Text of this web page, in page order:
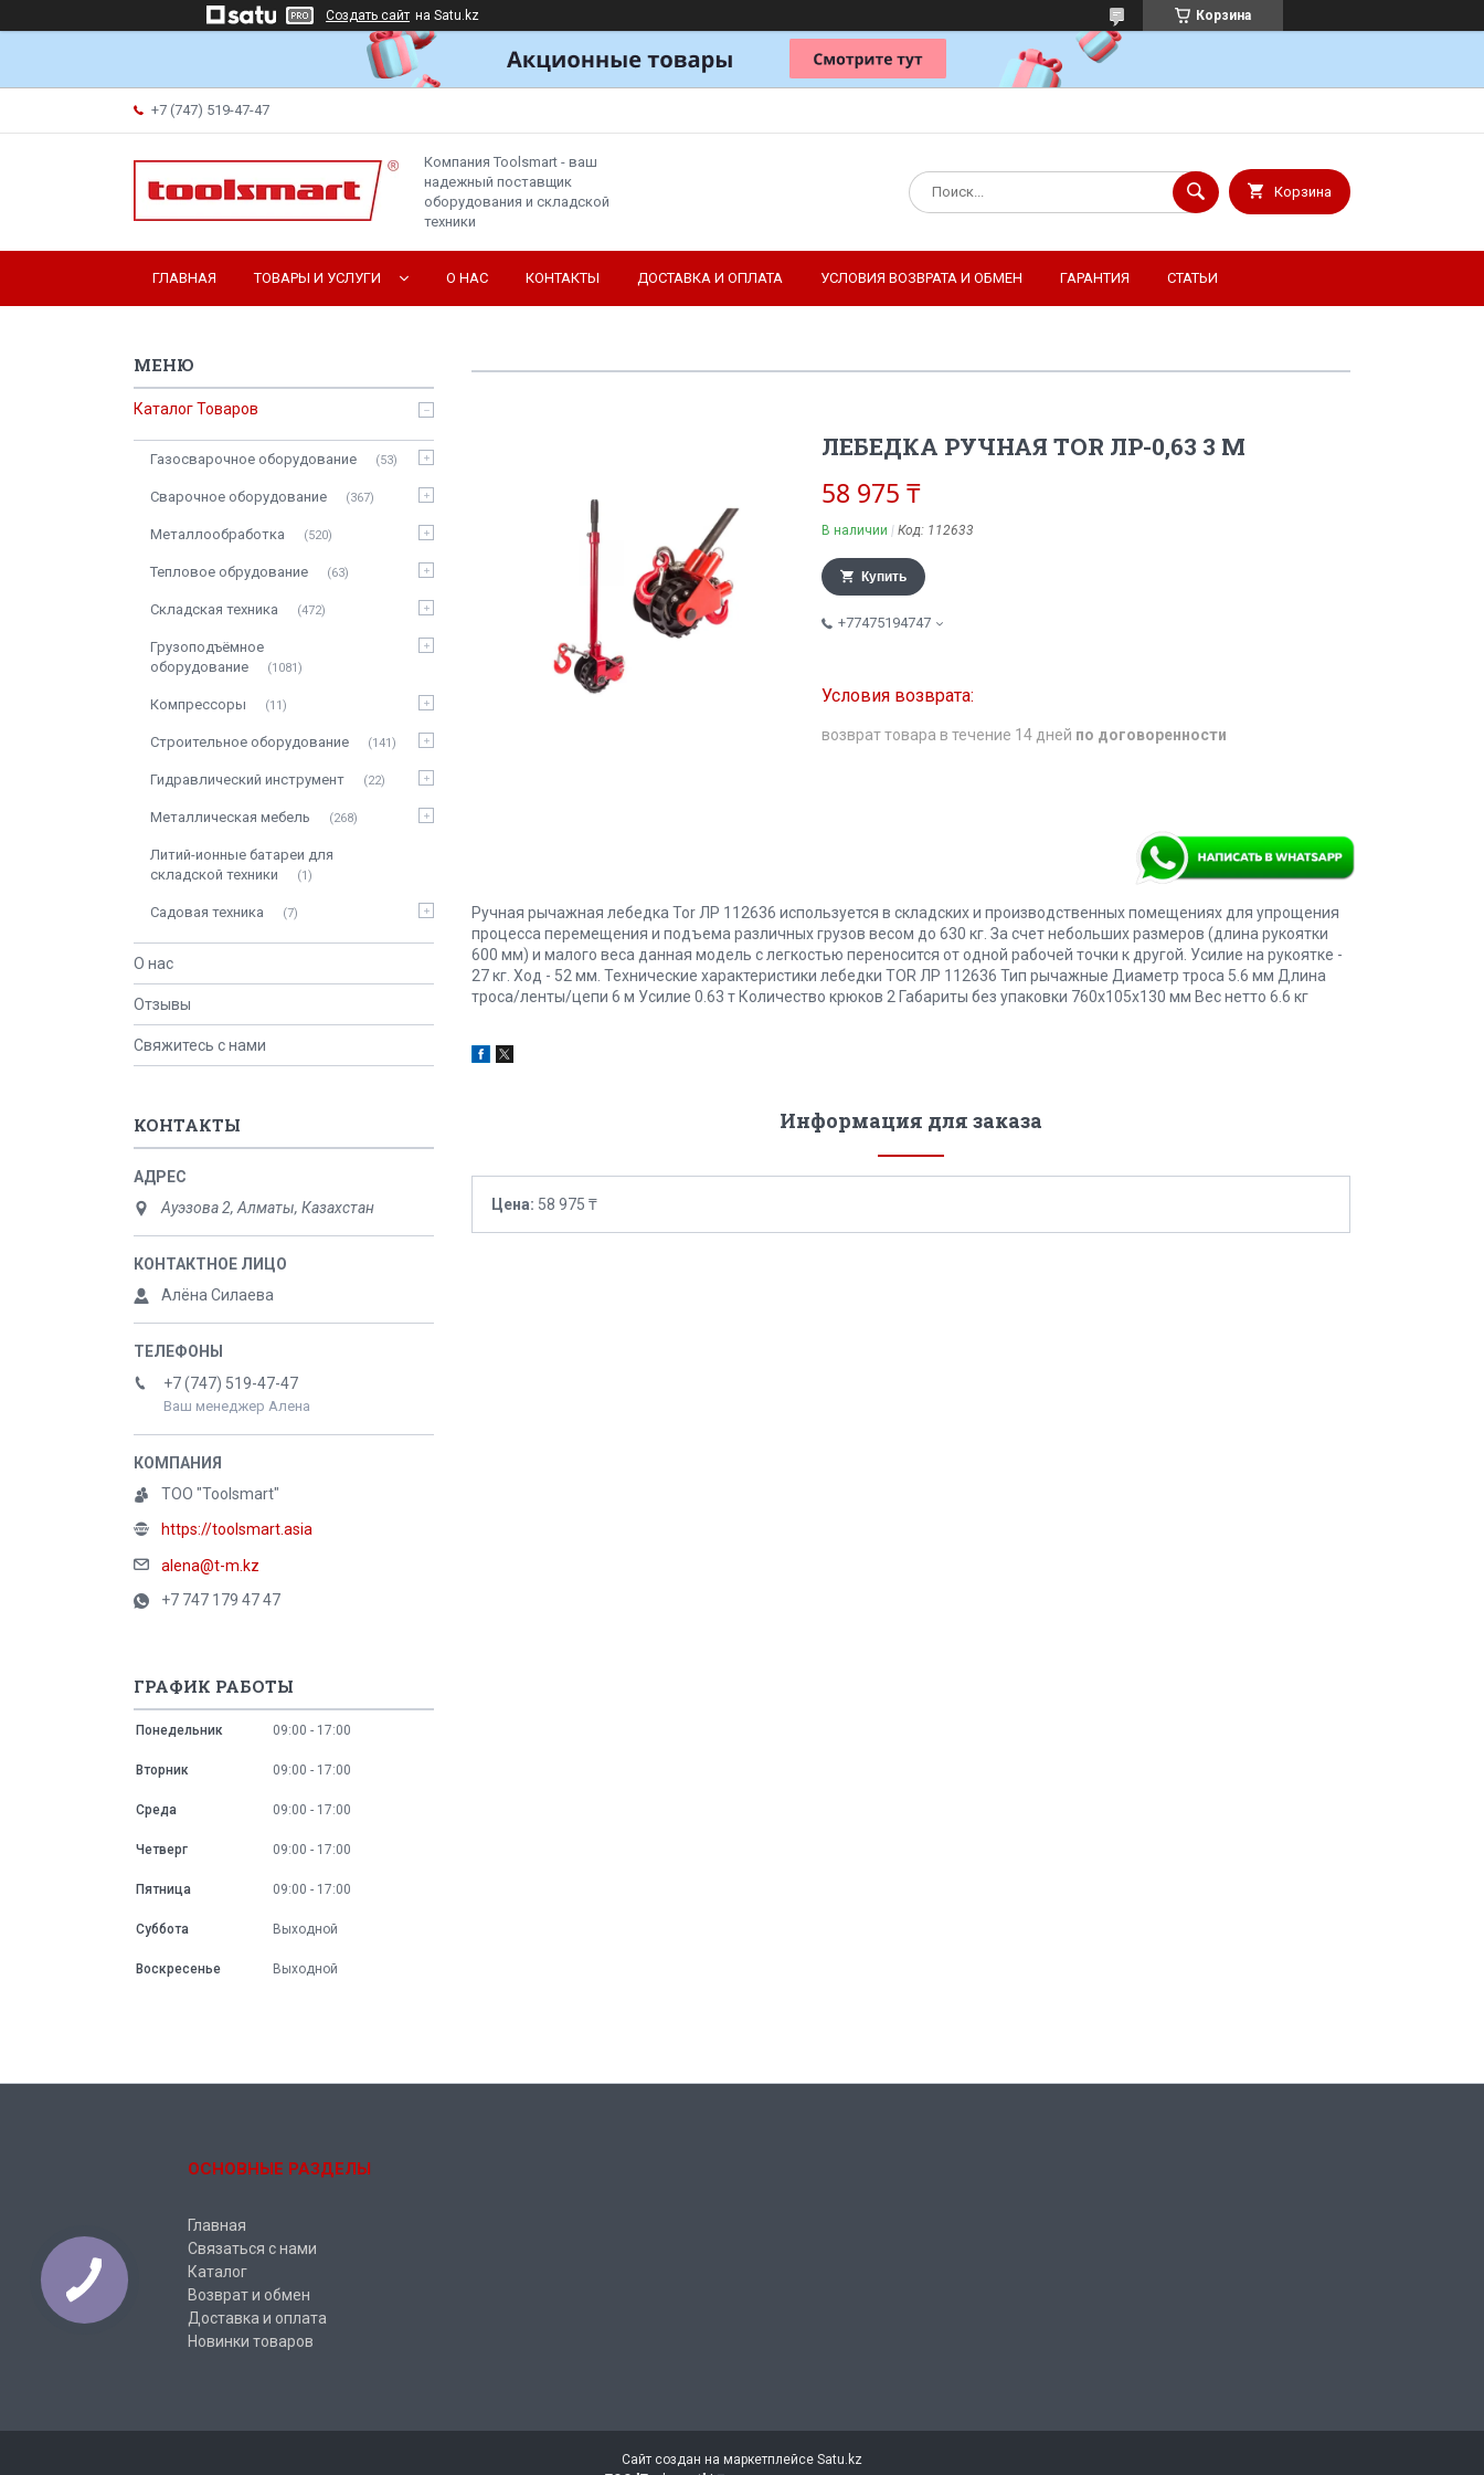
Создать сайт на Satu.kz Корзина
+7 (747) 519-47-47
Компания Toolsmart - ваш
надежный поставщик
оборудования и складской
техники
Корзина
ГЛАВНАЯ ТОВАРЫ И УСЛУГИ О НАС КОНТАКТЫ ДОСТАВКА И ОПЛАТА УСЛОВИЯ ВОЗВРАТА И ОБМЕН ГАРАНТИЯ СТАТЬИ
ЛЕБЕДКА РУЧНАЯ TOR ЛР-0,63 3 М
58 975 ₸
В наличии Код: 112633
Купить
+77475194747
возврат товара в течение 14 дней по договоренности
Ручная рычажная лебедка Tor ЛР 112636 используется в складских и производственных помещениях для упрощения
процесса перемещения и подъема различных грузов весом до 630 кг. За счет небольших размеров (длина рукоятки
600 мм) и малого веса данная модель с легкостью переносится от одной рабочей точки к другой. Усилие на рукоятке -
27 кг. Ход - 52 мм. Технические характеристики лебедки TOR ЛР 112636 Тип рычажные Диаметр троса 5.6 мм Длина
троса/ленты/цепи 6 м Усилие 0.63 т Количество крюков 2 Габариты без упаковки 760х105х130 мм Вес нетто 6.6 кг
Информация для заказа
Цена: 58 975 ₸
Каталог Товаров
Газосварочное оборудование 53
Сварочное оборудование 367
Металлообработка 520
Тепловое обрудование 63
Складская техника 472
Грузоподъёмное
оборудование
1081
Компрессоры 11
Строительное оборудование 141
Гидравлический инструмент 22
Металлическая мебель 268
Литий-ионные батареи для
складской техники
1
Садовая техника 7
О нас
Отзывы
Свяжитесь с нами
КОНТАКТЫ
Ауэзова 2, Алматы, Казахстан
Алёна Силаева
+7 (747) 519-47-47
Ваш менеджер Алена
ТОО "Toolsmart"
https://toolsmart.asia
alena@t-m.kz
+7 747 179 47 47
ГРАФИК РАБОТЫ
Понедельник 09:00 17:00
Вторник 09:00 17:00
Среда 09:00 17:00
Четверг 09:00 17:00
Пятница 09:00 17:00
Суббота Выходной
Воскресенье Выходной
ОСНОВНЫЕ РАЗДЕЛЫ
Главная
Связаться с нами
Каталог
Возврат и обмен
Доставка и оплата
Новинки товаров
Сайт создан на маркетплейсе Satu.kz